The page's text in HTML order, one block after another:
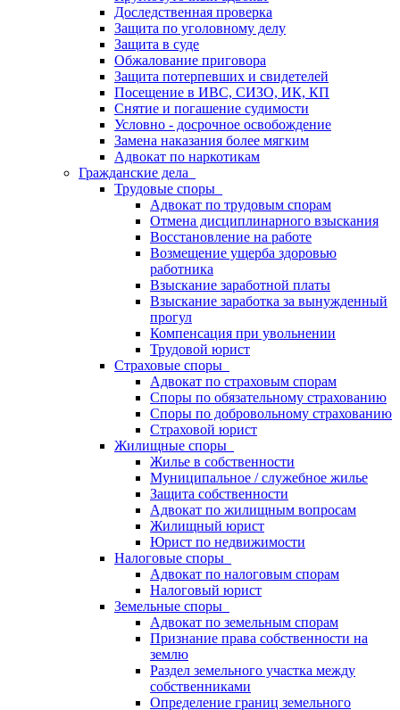
Доследственная проверка
Защита по уголовному делу
Защита в суде
Обжалование приговора
Защита потерпевших и свидетелей
Посещение в ИВС, СИЗО, ИК, КП
Снятие и погашение судимости
Условно - досрочное освобождение
Замена наказания более мягким
Адвокат по наркотикам
Гражданские дела
Трудовые споры
Адвокат по трудовым спорам
Отмена дисциплинарного взыскания
Восстановление на работе
Возмещение ущерба здоровью
работника
Взыскание заработной платы
Взыскание заработка за вынужденный
прогул
Компенсация при увольнении
Трудовой юрист
Страховые споры
Адвокат по страховым спорам
Споры по обязательному страхованию
Споры по добровольному страхованию
Страховой юрист
Жилищные споры
Жилье в собственности
Муниципальное / служебное жилье
Защита собственности
Адвокат по жилищным вопросам
Жилищный юрист
Юрист по недвижимости
Налоговые споры
Адвокат по налоговым спорам
Налоговый юрист
Земельные споры
Адвокат по земельным спорам
Признание права собственности на
землю
Раздел земельного участка между
собственниками
Определение границ земельного